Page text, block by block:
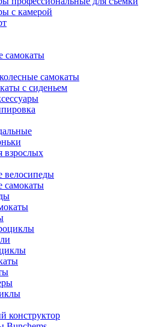
с камерой
самокаты
самокаты
с сиденьем
взрослых
велосипеды
самокаты
конструктор